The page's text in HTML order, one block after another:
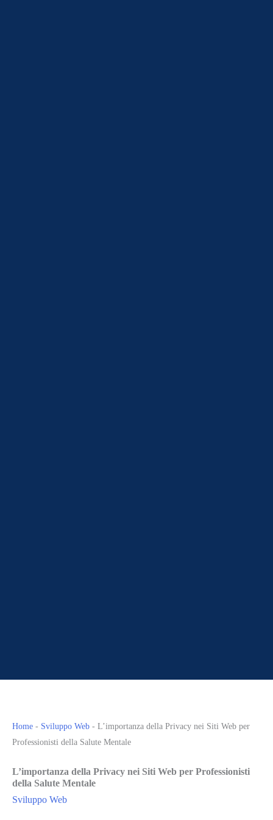
Home - Sviluppo Web - L’importanza della Privacy nei Siti Web per
Professionisti della Salute Mentale
L’importanza della Privacy nei Siti Web per Professionisti
della Salute Mentale
Sviluppo Web